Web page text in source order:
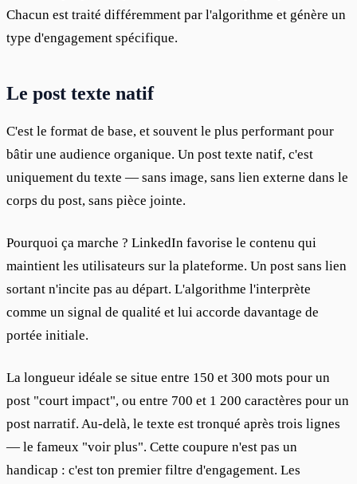
Chacun est traité différemment par l'algorithme et génère un
type d'engagement spécifique.
Le post texte natif
C'est le format de base, et souvent le plus performant pour
bâtir une audience organique. Un post texte natif, c'est
uniquement du texte — sans image, sans lien externe dans le
corps du post, sans pièce jointe.
Pourquoi ça marche ? LinkedIn favorise le contenu qui
maintient les utilisateurs sur la plateforme. Un post sans lien
sortant n'incite pas au départ. L'algorithme l'interprète
comme un signal de qualité et lui accorde davantage de
portée initiale.
La longueur idéale se situe entre 150 et 300 mots pour un
post "court impact", ou entre 700 et 1 200 caractères pour un
post narratif. Au-delà, le texte est tronqué après trois lignes
— le fameux "voir plus". Cette coupure n'est pas un
handicap : c'est ton premier filtre d'engagement. Les